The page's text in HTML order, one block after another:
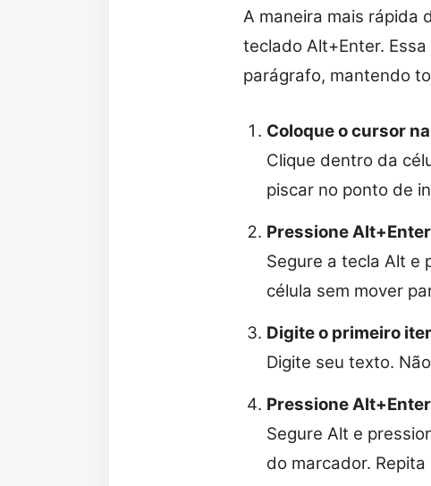
A maneira mais rápida
teclado Alt+Enter.
parágrafo, mantendo
Coloque o cursor
Clique dentro da
piscar no ponto de
Pressione
Segure a tecla Alt e
célula sem mover
Digite o primeiro
Digite seu texto.
Pressione
Segure Alt e
do marcador.